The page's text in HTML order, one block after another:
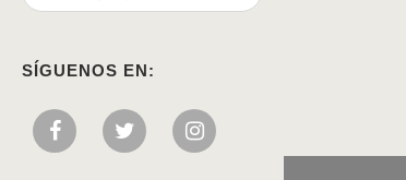
SÍGUENOS EN: